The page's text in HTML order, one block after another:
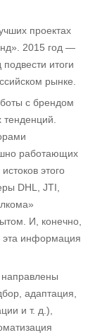
проектах
2015 год —
итоги
рынке.
с брендом
работающих
этого
DHL, JTI,
И, конечно,
эта информация
адаптация,
и т. д.),